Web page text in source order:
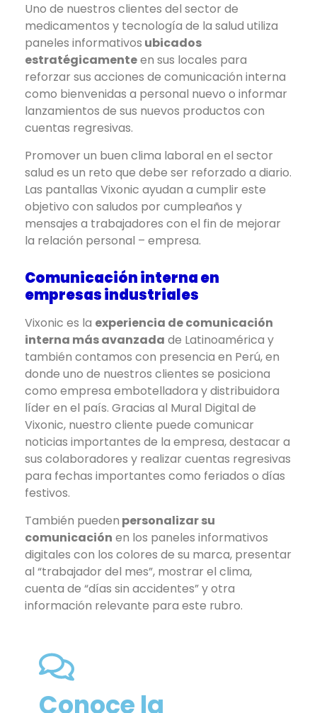
Uno de nuestros clientes del sector de
medicamentos y tecnología de la salud utiliza
paneles informativos ubicados
estratégicamenteen sus locales para
reforzar sus acciones de comunicación interna
como bienvenidas a personal nuevo o informar
lanzamientos de sus nuevos productos con
cuentas regresivas.
Promover un buen clima laboral en el sector
salud es un reto que debe ser reforzado a diario.
Las pantallas Vixonic ayudan a cumplir este
objetivo con saludos por cumpleaños y
mensajes a trabajadores con el fin de mejorar
la relación personal – empresa.
Comunicación interna en
empresas industriales
Vixonic es la experiencia de comunicación
interna más avanzada de Latinoamérica y
también contamos con presencia en Perú, en
donde uno de nuestros clientes se posiciona
como empresa embotelladora y distribuidora
líder en el país. Gracias al Mural Digital de
Vixonic, nuestro cliente puede comunicar
noticias importantes de la empresa, destacar a
sus colaboradores y realizar cuentas regresivas
para fechas importantes como feriados o días
festivos.
También pueden personalizar su
comunicación en los paneles informativos
digitales con los colores de su marca, presentar
al “trabajador del mes”, mostrar el clima,
cuenta de “días sin accidentes” y otra
información relevante para este rubro.
Conoce la